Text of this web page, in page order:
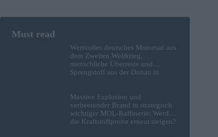
Wertvolles deutsches Motorrad aus
dem Zweiten Weltkrieg,
menschliche Überreste und
Sprengstoff aus der Donau in
Massive Explosion und
verheerender Brand in strategisch
wichtiger MOL-Raffinerie: Werden
die Kraftstoffpreise erneut steigen?